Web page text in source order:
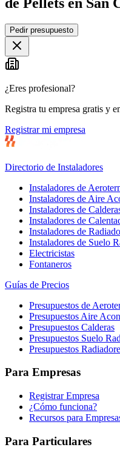
+
−
Pedir presupuesto
¿Eres profesional?
Registra tu empresa gratis y
Registrar mi empresa
Directorio de Instaladores
Instaladores de
Instaladores de Aire
Instaladores de
Instaladores de
Instaladores de
Instaladores de Suelo
Electricistas
Fontaneros
Guías de Precios
Presupuestos de
Presupuestos Aire
Presupuestos Calderas
Presupuestos Suelo
Presupuestos
Para Empresas
Registrar Empresa
¿Cómo funciona?
Recursos para
Para Particulares